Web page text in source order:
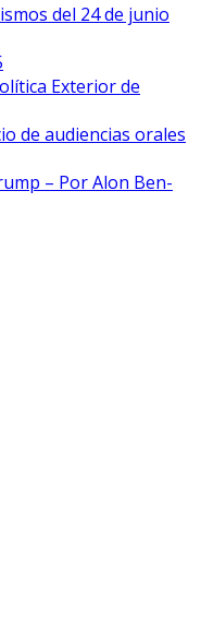
del 24 de junio
Exterior de
de audiencias orales
– Por Alon Ben-